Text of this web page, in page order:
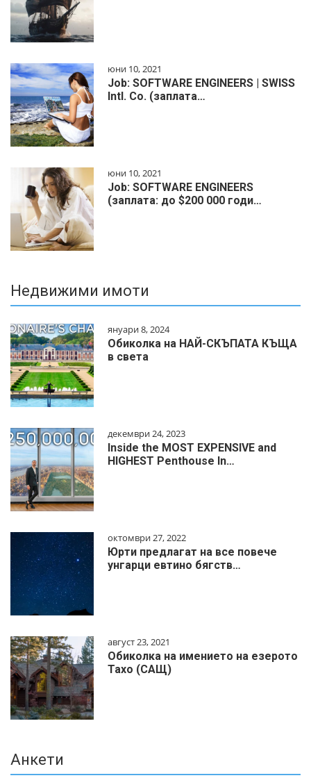
юни 10, 2021
Job: SOFTWARE ENGINEERS | SWISS
Intl. Co. (заплата…
юни 10, 2021
Job: SOFTWARE ENGINEERS
(заплата: до $200 000 годи…
Недвижими имоти
януари 8, 2024
Обиколка на НАЙ-СКЪПАТА КЪЩА
в света
декември 24, 2023
Inside the MOST EXPENSIVE and
HIGHEST Penthouse In…
октомври 27, 2022
Юрти предлагат на все повече
унгарци евтино бягств…
август 23, 2021
Обиколка на имението на езерото
Тахо (САЩ)
Анкети